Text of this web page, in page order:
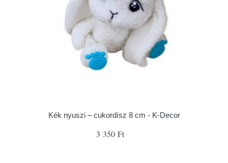
Kék nyuszi – cukordísz 8 cm - K-Decor
3 350 Ft